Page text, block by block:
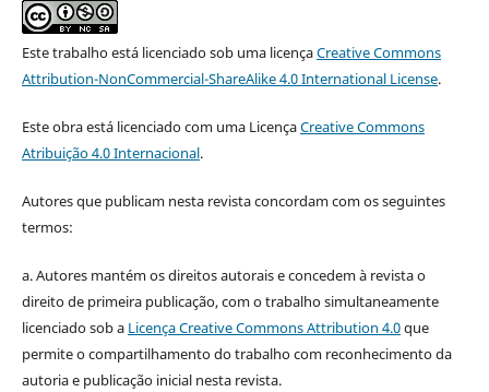
Este trabalho está licenciado sob uma licençaCreative Commons
Attribution-NonCommercial-ShareAlike 4.0 International License.
Este obra está licenciado com uma LicençaCreative Commons
Atribuição 4.0 Internacional.
Autores que publicam nesta revista concordam com os seguintes
termos:
a. Autores mantém os direitos autorais e concedem à revista o
direito de primeira publicação, com o trabalho simultaneamente
licenciado sob a Licença Creative Commons Attribution 4.0que
permite o compartilhamento do trabalho com reconhecimento da
autoria e publicação inicial nesta revista.